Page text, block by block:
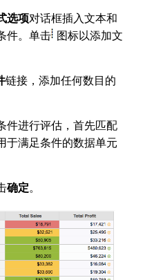
选项对话框插入文本和
。 单击 图标以添加文
链接，添加任何数目的
件进行评估，首先匹配
于满足条件的数据单元
确定。